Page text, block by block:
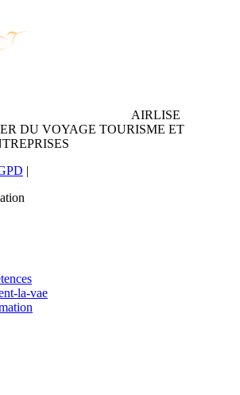
AIRLISE
DU VOYAGE TOURISME ET
|
la-vae